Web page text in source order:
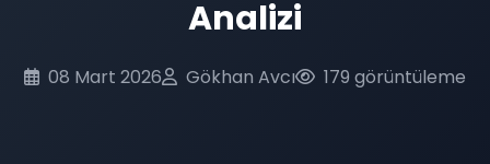
Analizi
08 Mart 2026 Gökhan Avcı 179 görüntüleme